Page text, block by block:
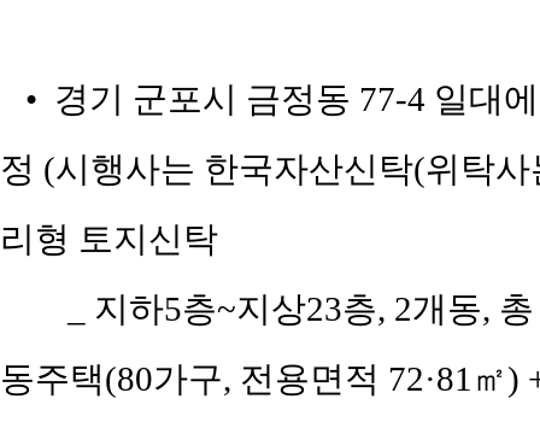
• 경기 군포시 금정동 77-4 일대
정 (시행사는 한국자산신탁(위탁
리형 토지신탁
_ 지하5층~지상23층, 2개동,
동주택(80가구, 전용면적 72·81㎡)